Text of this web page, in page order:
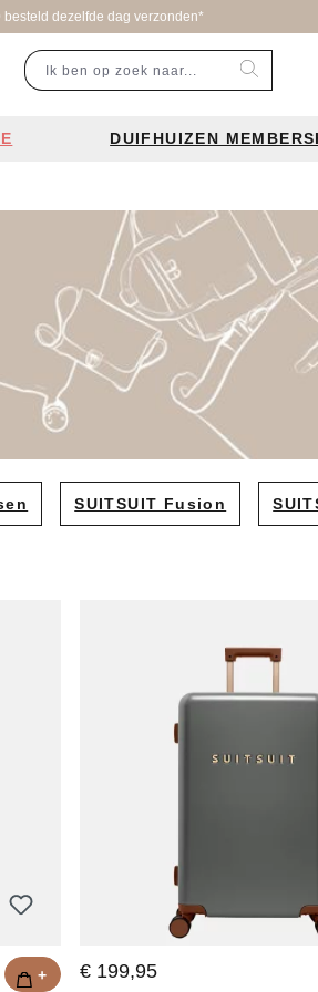
dag verzonden*
DUIFHUIZEN
Portemonnees
merken
Design tassen
London tassen
tassen
Benetti tassen
tassen
Geiger tassen
Inspiratie
Bruiloft
De leukste
Losse
Verzorging
SUITSUIT Fusion
+ € 199,95